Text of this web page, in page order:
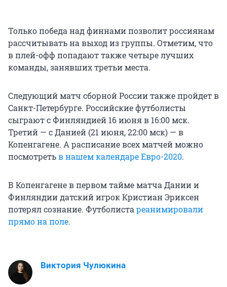
Только победа над финнами позволит россиянам
рассчитывать на выход из группы. Отметим, что
в плей-офф попадают также четыре лучших
команды, занявших третьи места.
Следующий матч сборной России также пройдет в
Санкт-Петербурге. Российские футболисты
сыграют с Финляндией 16 июня в 16:00 мск.
Третий — с Данией (21 июня, 22:00 мск) — в
Копенгагене. А расписание всех матчей можно
посмотретьв нашем календаре Евро-2020.
В Копенгагене в первом тайме матча Дании и
Финляндии датский игрок Кристиан Эриксен
потерял сознание. Футболиста реанимировали
прямо на поле.
Виктория Чулюкина